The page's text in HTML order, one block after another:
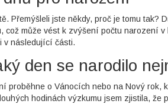
Přemýšleli jste někdy, proč je tomu tak?
může vést k zvýšení počtu narození v
v následující části.
den se narodilo
proběhne o Vánocích nebo na Nový rok,
hodinách výzkumu jsem zjistila, že